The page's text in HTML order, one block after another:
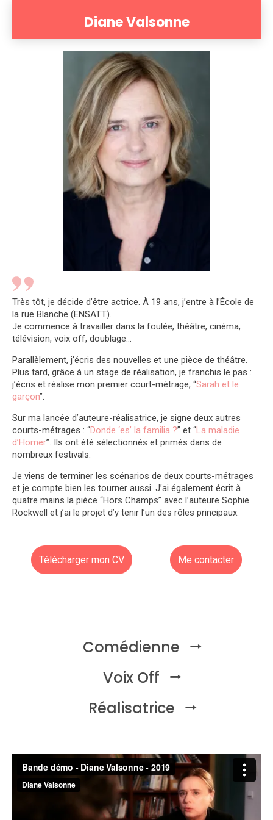
Diane Valsonne
Très tôt, je décide d’être actrice. À 19 ans, j’entre à l’École de
la rue Blanche (ENSATT).
Je commence à travailler dans la foulée, théâtre, cinéma,
télévision, voix off, doublage…
Parallèlement, j’écris des nouvelles et une pièce de théâtre.
Plus tard, grâce à un stage de réalisation, je franchis le pas :
j’écris et réalise mon premier court-métrage, “Sarah et le
garçon”.
Sur ma lancée d’auteure-réalisatrice, je signe deux autres
courts-métrages : “Donde ‘es’ la familia ?” et “La maladie
d’Homer”. Ils ont été sélectionnés et primés dans de
nombreux festivals.
Je viens de terminer les scénarios de deux courts-métrages
et je compte bien les tourner aussi. J’ai également écrit à
quatre mains la pièce “Hors Champs” avec l’auteure Sophie
Rockwell et j’ai le projet d’y tenir l’un des rôles principaux.
Télécharger mon CV Me contacter
Comédienne
Voix Off
Réalisatrice